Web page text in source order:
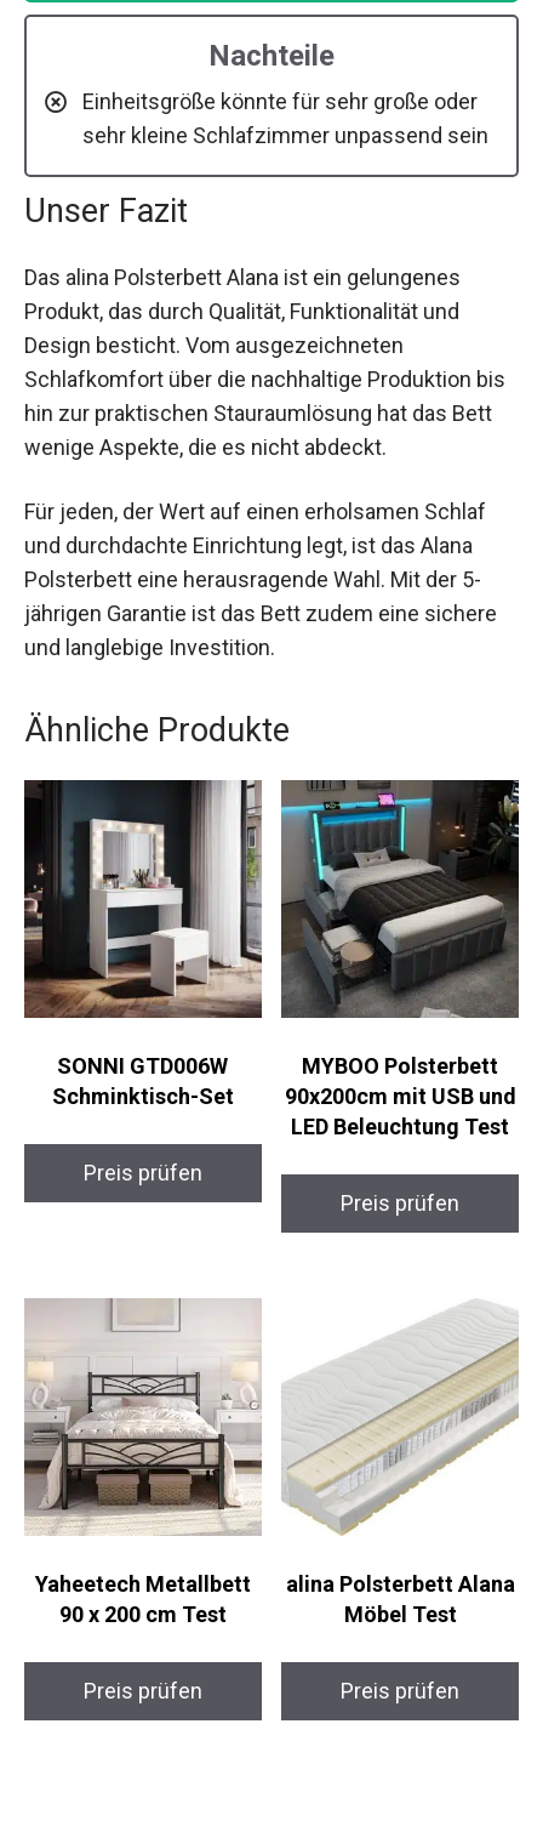
Nachteile
Einheitsgröße könnte für sehr große oder
sehr kleine Schlafzimmer unpassend sein
Unser Fazit
Das alina Polsterbett Alana ist ein gelungenes
Produkt, das durch Qualität, Funktionalität und
Design besticht. Vom ausgezeichneten
Schlafkomfort über die nachhaltige Produktion bis
hin zur praktischen Stauraumlösung hat das Bett
wenige Aspekte, die es nicht abdeckt.
Für jeden, der Wert auf einen erholsamen Schlaf
und durchdachte Einrichtung legt, ist das Alana
Polsterbett eine herausragende Wahl. Mit der 5-
jährigen Garantie ist das Bett zudem eine sichere
und langlebige Investition.
Ähnliche Produkte
SONNI GTD006W
Schminktisch-Set
Preis prüfen
MYBOO Polsterbett
90x200cm mit USB und
LED Beleuchtung Test
Preis prüfen
Yaheetech Metallbett
90 x 200 cm Test
Preis prüfen
alina Polsterbett Alana
Möbel Test
Preis prüfen